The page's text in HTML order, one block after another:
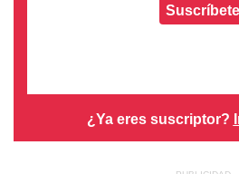
Suscríbete
¿Ya eres suscriptor?